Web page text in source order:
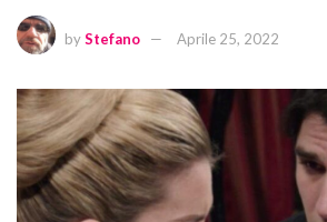
byStefano Aprile 25, 2022